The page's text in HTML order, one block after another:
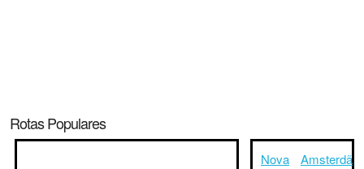
Rotas Populares
Nova
Amsterdã